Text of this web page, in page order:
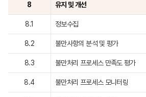
8 유지 및 개선
8.1 정보수집
8.2 불만사항의 분석 및 평가
8.3 불만처리 프로세스 만족도 평가
8.4 불만처리 프로세스 모니터링